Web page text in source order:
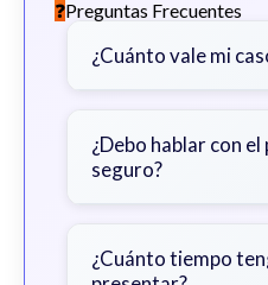
Preguntas Frecuentes
¿Cuánto vale mi
gravedad de sus
médicas, tiempo
¿Debo hablar con
seguro?
primero con un
¿Cuánto tiempo